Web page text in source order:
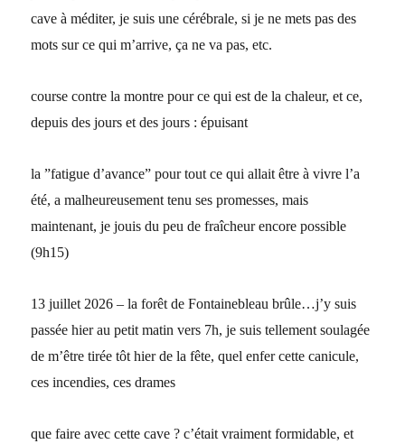
cave à méditer, je suis une cérébrale, si je ne mets pas des
mots sur ce qui m’arrive, ça ne va pas, etc.
course contre la montre pour ce qui est de la chaleur, et ce,
depuis des jours et des jours : épuisant
la ”fatigue d’avance” pour tout ce qui allait être à vivre l’a
été, a malheureusement tenu ses promesses, mais
maintenant, je jouis du peu de fraîcheur encore possible
(9h15)
13 juillet 2026 – la forêt de Fontainebleau brûle…j’y suis
passée hier au petit matin vers 7h, je suis tellement soulagée
de m’être tirée tôt hier de la fête, quel enfer cette canicule,
ces incendies, ces drames
que faire avec cette cave ? c’était vraiment formidable, et